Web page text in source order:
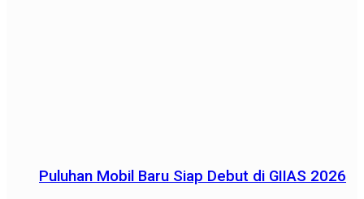
Puluhan Mobil Baru Siap Debut di GIIAS 2026